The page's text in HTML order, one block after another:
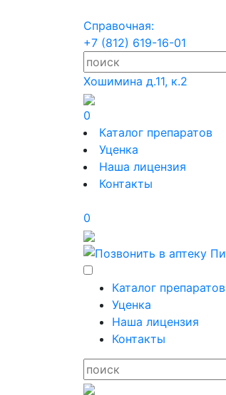
Справочная:
+7 (812) 619-16-01
Хошимина д.11, к.2
0
Каталог препаратов
Уценка
Наша лицензия
Контакты
0
Каталог препаратов
Уценка
Наша лицензия
Контакты